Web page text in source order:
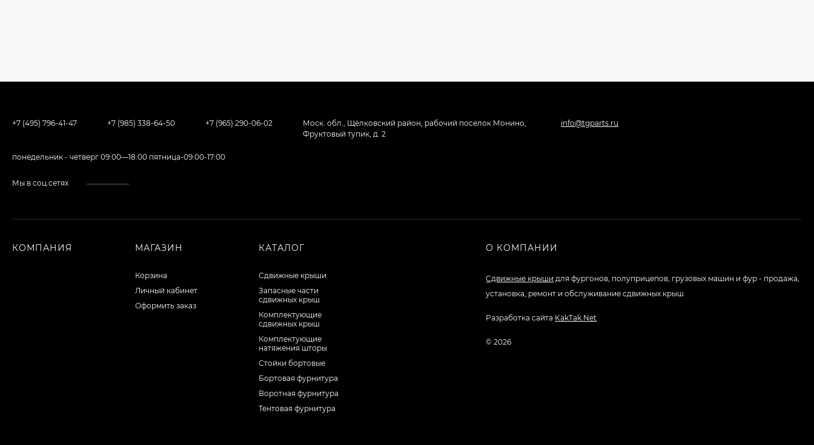
+7 (495) 796-41-47 +7 (985) 338-64-50 +7 (965) 290-06-02
Моск. обл., Щёлковский район, рабочий поселок Монино,
Фруктовый тупик, д. 2
info@tgparts.ru
понедельник - четверг 09:00—18:00 пятница-09:00-17:00
Мы в соц.сетях
КОМПАНИЯ МАГАЗИН
Корзина
Личный кабинет
Оформить заказ
КАТАЛОГ
Сдвижные крыши
Запасные части
сдвижных крыш
Комплектующие
сдвижных крыш
Комплектующие
натяжения шторы
Стойки бортовые
Бортовая фурнитура
Воротная фурнитура
Тентовая фурнитура
О КОМПАНИИ
Сдвижные крыши для фургонов, полуприцепов, грузовых машин и фур - продажа,
установка, ремонт и обслуживание сдвижных крыш
Разработка сайта KakTak.Net
© 2026